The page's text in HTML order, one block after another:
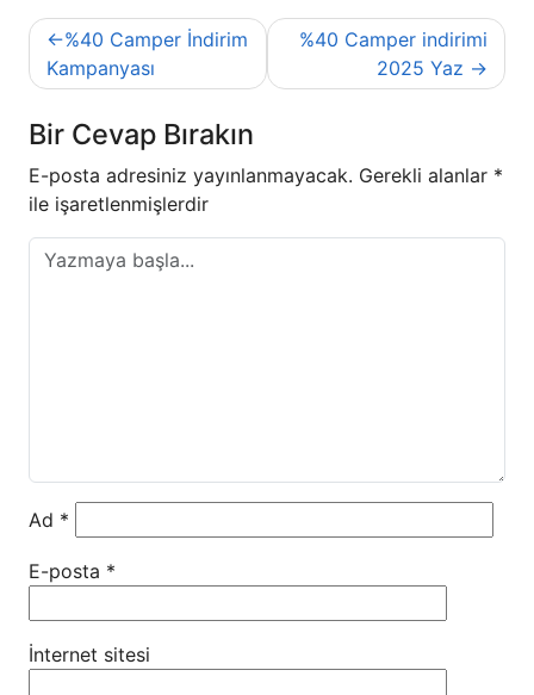
Yazı
gezinmesi
%40 Camper İndirim
Kampanyası
%40 Camper indirimi
2025 Yaz
Bir Cevap Bırakın
E-posta adresiniz yayınlanmayacak. Gerekli alanlar *
ile işaretlenmişlerdir
Ad *
E-posta *
İnternet sitesi